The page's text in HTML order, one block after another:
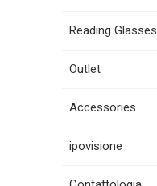
Reading Glasses
Outlet
Accessories
ipovisione